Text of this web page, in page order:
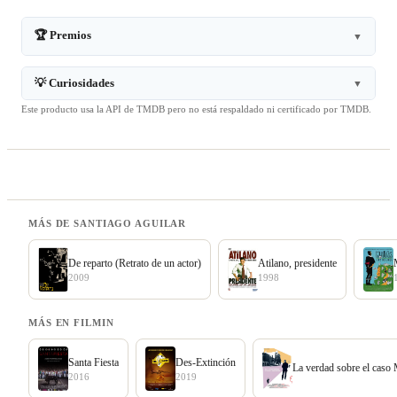
🏆 Premios ▼
💡 Curiosidades ▼
Este producto usa la API de TMDB pero no está respaldado ni certificado por TMDB.
MÁS DE SANTIAGO AGUILAR
De reparto (Retrato de un actor)
2009
Atilano, presidente
1998
MÁS EN FILMIN
Santa Fiesta
2016
Des-Extinción
2019
La verdad sobre el caso